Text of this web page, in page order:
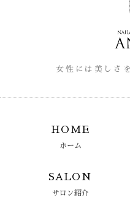
女性には美しさ
HOME
ホーム
SALON
サロン紹介